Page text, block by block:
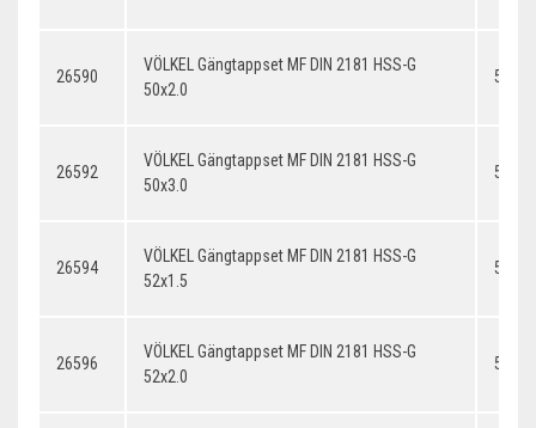
26590
VÖLKEL Gängtappset MF DIN 2181 HSS-G
50x2.0
26592
VÖLKEL Gängtappset MF DIN 2181 HSS-G
50x3.0
26594
VÖLKEL Gängtappset MF DIN 2181 HSS-G
52x1.5
26596
VÖLKEL Gängtappset MF DIN 2181 HSS-G
52x2.0